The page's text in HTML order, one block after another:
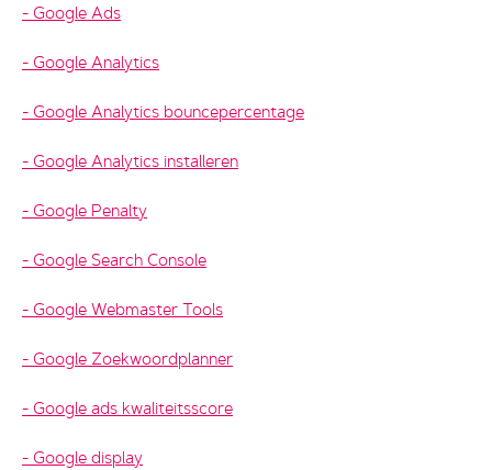
Google Ads
Google Analytics
Google Analytics bouncepercentage
Google Analytics installeren
Google Penalty
Google Search Console
Google Webmaster Tools
Google Zoekwoordplanner
Google ads kwaliteitsscore
Google display